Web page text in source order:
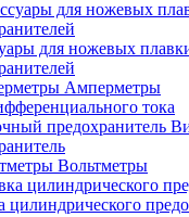
для ножевых
Амперметры
тока
Вольтметры
цилиндрического